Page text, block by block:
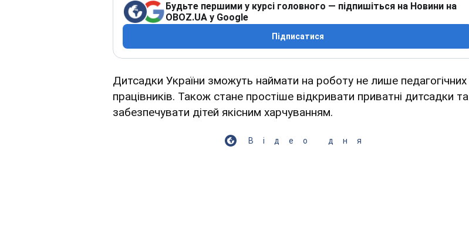
Будьте першими у курсі головного — підпишіться на Новини на
OBOZ.UA у Google
Підписатися
Дитсадки України зможуть наймати на роботу не лише педагогічних
працівників. Також стане простіше відкривати приватні дитсадки та
забезпечувати дітей якісним харчуванням.
Відео дня